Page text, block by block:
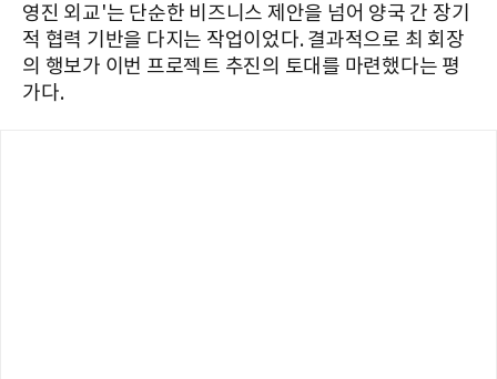
영진 외교'는 단순한 비즈니스 제안을 넘어 양국 간 장기
적 협력 기반을 다지는 작업이었다. 결과적으로 최 회장
의 행보가 이번 프로젝트 추진의 토대를 마련했다는 평
가다.